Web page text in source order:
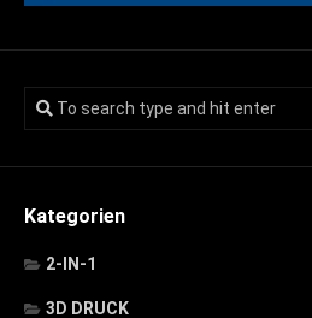
Kategorien
2-IN-1
3D DRUCK